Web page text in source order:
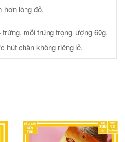
hơn lòng đỏ.
trứng, mỗi trứng trọng lượng 60g,
hút chân không riêng lẻ.